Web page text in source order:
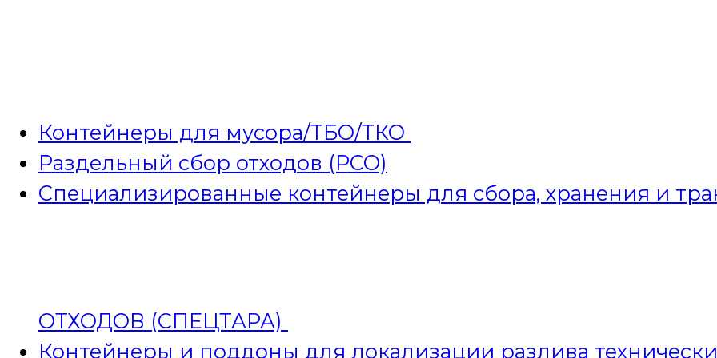
Контейнеры для мусора/ТБО/ТКО
Раздельный сбор отходов (РСО)
Специализированные контейнеры для сбора, хранения и
ОТХОДОВ (СПЕЦТАРА)
Контейнеры и поддоны для локализации разлива